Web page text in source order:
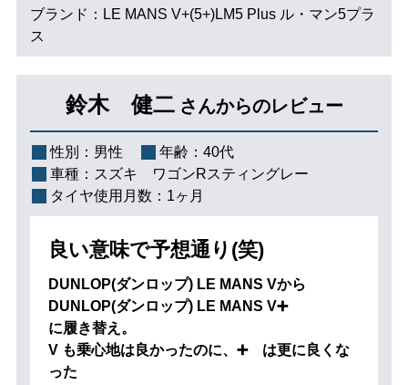
ブランド：LE MANS V+(5+)LM5 Plus ル・マン5プラ
ス
鈴木 健二 さんからのレビュー
性別： 男性 年齢： 40代
車種： スズキ ワゴンRスティングレー
タイヤ使用月数： 1ヶ月
良い意味で予想通り(笑)
DUNLOP(ダンロップ) LE MANS Vから
DUNLOP(ダンロップ) LE MANS V➕
に履き替え。
V も乗心地は良かったのに、➕ は更に良くな
った